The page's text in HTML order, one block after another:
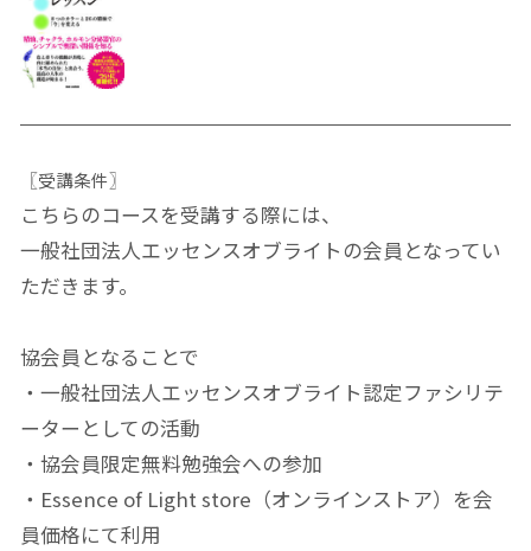
〖受講条件〗
こちらのコースを受講する際には、
一般社団法人エッセンスオブライトの会員となってい
ただきます。
協会員となることで
・一般社団法人エッセンスオブライト認定ファシリテ
ーターとしての活動
・協会員限定無料勉強会への参加
・Essence of Light store（オンラインストア）を会
員価格にて利用